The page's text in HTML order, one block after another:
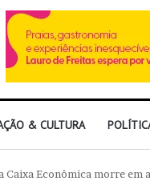
& CULTURA
Caixa Econômica morre